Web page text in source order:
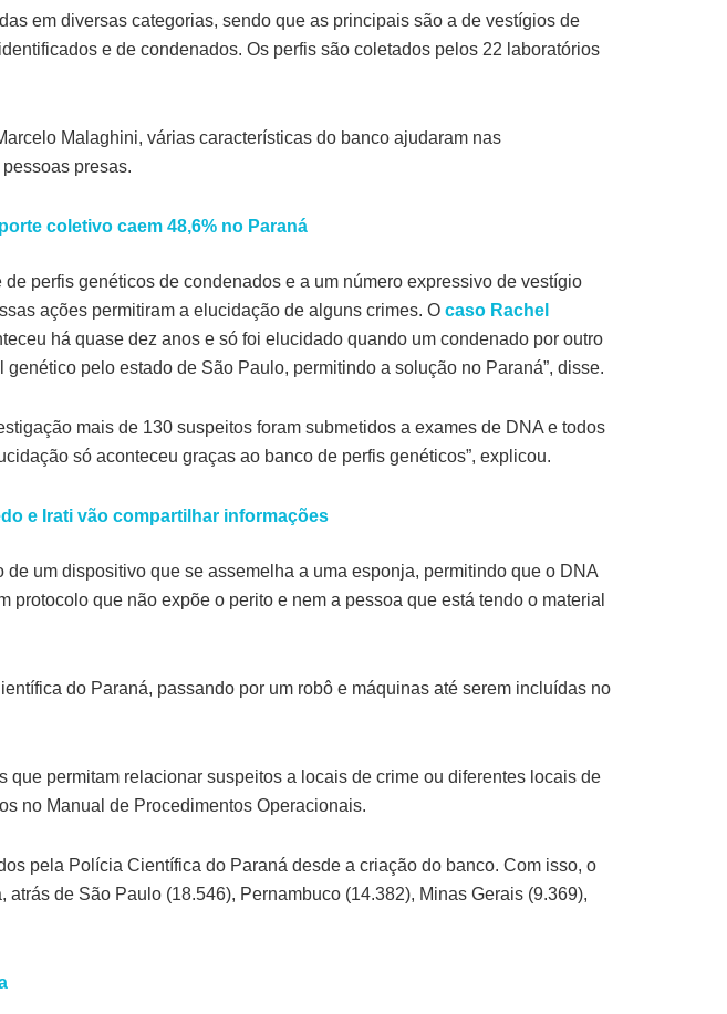
em diversas categorias, sendo que as principais são a de vestígios de
e de condenados. Os perfis são coletados pelos 22 laboratórios
Malaghini, várias características do banco ajudaram nas
presas.
coletivo caem 48,6% no Paraná
de perfis genéticos de condenados e a um número expressivo de vestígio
ações permitiram a elucidação de alguns crimes. O caso Rachel
há quase dez anos e só foi elucidado quando um condenado por outro
pelo estado de São Paulo, permitindo a solução no Paraná”, disse.
mais de 130 suspeitos foram submetidos a exames de DNA e todos
só aconteceu graças ao banco de perfis genéticos”, explicou.
e Irati vão compartilhar informações
um dispositivo que se assemelha a uma esponja, permitindo que o DNA
que não expõe o perito e nem a pessoa que está tendo o material
do Paraná, passando por um robô e máquinas até serem incluídas no
permitam relacionar suspeitos a locais de crime ou diferentes locais de
no Manual de Procedimentos Operacionais.
pela Polícia Científica do Paraná desde a criação do banco. Com isso, o
de São Paulo (18.546), Pernambuco (14.382), Minas Gerais (9.369),